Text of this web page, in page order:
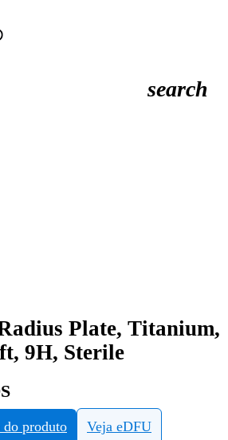
search
Plate, Titanium,
9H, Sterile
produto Veja eDFU